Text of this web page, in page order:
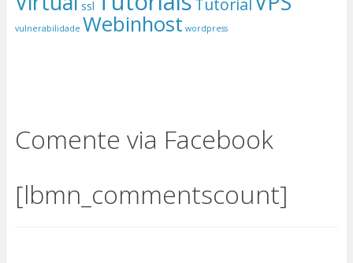
ssl
vulnerabilidade Webinhost wordpress
Comente via Facebook
[lbmn_commentscount]